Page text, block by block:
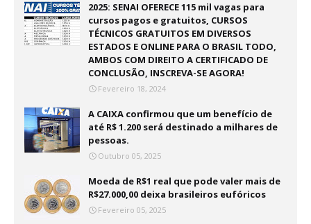
2025: SENAI OFERECE 115 mil vagas para
cursos pagos e gratuitos, CURSOS
TÉCNICOS GRATUITOS EM DIVERSOS
ESTADOS E ONLINE PARA O BRASIL TODO,
AMBOS COM DIREITO A CERTIFICADO DE
CONCLUSÃO, INSCREVA-SE AGORA!
Fevereiro 18, 2024
A CAIXA confirmou que um benefício de
até R$ 1.200 será destinado a milhares de
pessoas.
Outubro 05, 2025
Moeda de R$1 real que pode valer mais de
R$27.000,00 deixa brasileiros eufóricos
Fevereiro 05, 2025